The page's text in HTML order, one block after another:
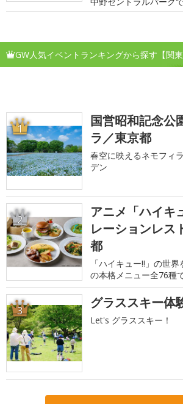
GW人気イベントランキングから探す【関東
1
国営昭和記念公
ラ／東京都
春空に映えるネモフィ
デン
2
アニメ「ハイキ
レーションレス
都
「ハイキュー!!」の世
の本格メニュー全76種
3 グラススキー体
Let's グラススキー！